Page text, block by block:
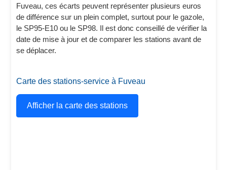
Fuveau, ces écarts peuvent représenter plusieurs euros
de différence sur un plein complet, surtout pour le gazole,
le SP95-E10 ou le SP98. Il est donc conseillé de vérifier la
date de mise à jour et de comparer les stations avant de
se déplacer.
Carte des stations-service à Fuveau
Afficher la carte des stations